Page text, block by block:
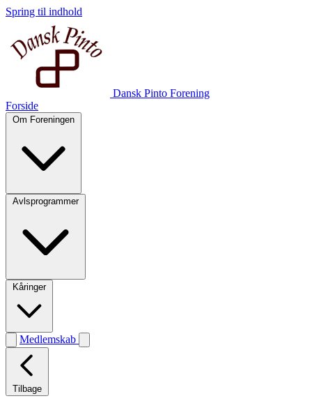
Spring til indhold
Dansk Pinto Forening
Forside
Om Foreningen
Avlsprogrammer
Kåringer
Medlemskab
Tilbage